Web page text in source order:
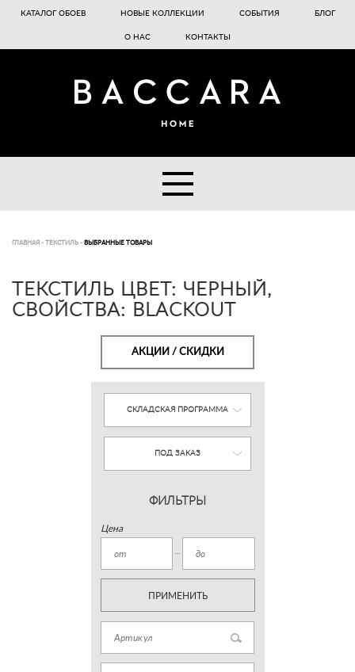
КАТАЛОГ ОБОЕВ НОВЫЕ КОЛЛЕКЦИИ СОБЫТИЯ БЛОГ
О НАС КОНТАКТЫ
ГЛАВНАЯ - ТЕКСТИЛЬ - ВЫБРАННЫЕ ТОВАРЫ
ТЕКСТИЛЬ ЦВЕТ: ЧЕРНЫЙ,
СВОЙСТВА: BLACKOUT
АКЦИИ / СКИДКИ
СКЛАДСКАЯ ПРОГРАММА
ПОД ЗАКАЗ
ФИЛЬТРЫ
Цена
ПРИМЕНИТЬ